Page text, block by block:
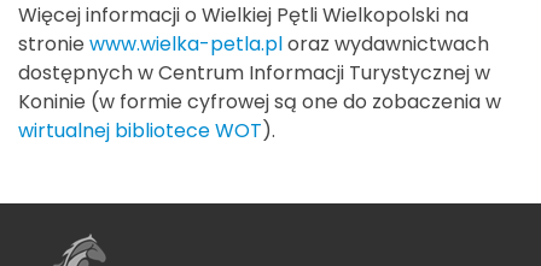
Więcej informacji o Wielkiej Pętli Wielkopolski na
stronie www.wielka-petla.ploraz wydawnictwach
dostępnych w Centrum Informacji Turystycznej w
Koninie (w formie cyfrowej są one do zobaczenia w
wirtualnej bibliotece WOT).